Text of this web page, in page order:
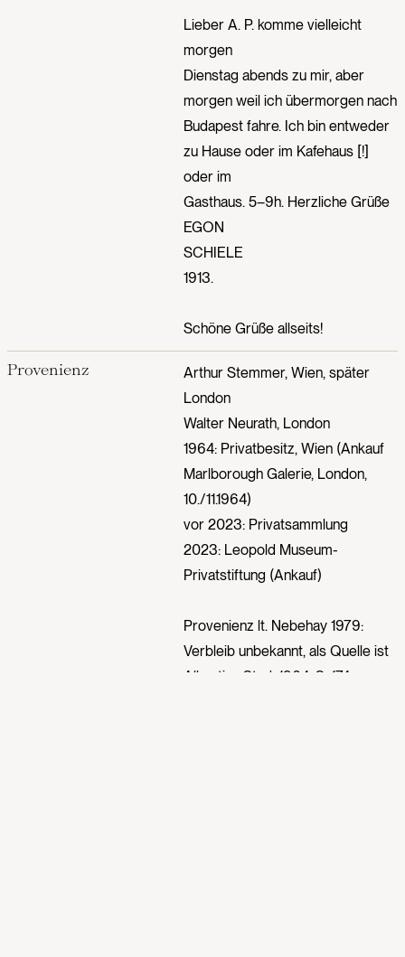
Lieber A. P. komme vielleicht
morgen
Dienstag abends zu mir, aber
morgen weil ich übermorgen nach
Budapest fahre. Ich bin entweder
zu Hause oder im Kafehaus [!]
oder im
Gasthaus. 5–9h. Herzliche Grüße
EGON
SCHIELE
1913.
Schöne Grüße allseits!
Provenienz
Arthur Stemmer, Wien, später
London
Walter Neurath, London
1964: Privatbesitz, Wien (Ankauf
Marlborough Galerie, London,
10./11.1964)
vor 2023: Privatsammlung
2023: Leopold Museum-
Privatstiftung (Ankauf)
Provenienz lt. Nebehay 1979:
Verbleib unbekannt, als Quelle ist
Albertina Stud. 1964, S. 174